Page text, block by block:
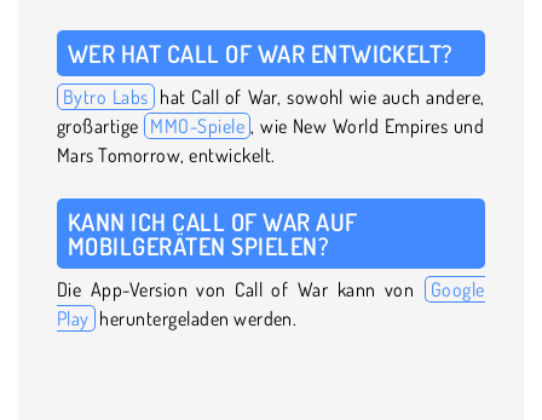
WER HAT CALL OF WAR ENTWICKELT?
Bytro Labs hat Call of War, sowohl wie auch andere,
großartige MMO-Spiele , wie New World Empires und
Mars Tomorrow, entwickelt.
KANN ICH CALL OF WAR AUF
MOBILGERÄTEN SPIELEN?
Die App-Version von Call of War kann von
Google
Play heruntergeladen werden.